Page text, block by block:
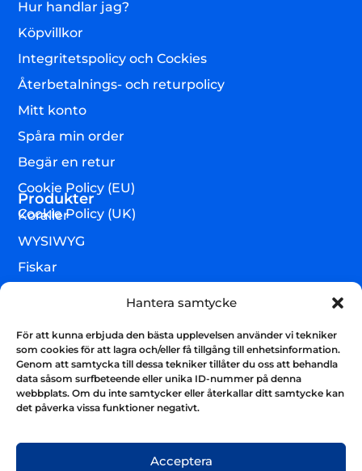
Hantera samtycke
För att kunna erbjuda den bästa upplevelsen använder vi tekniker
som cookies för att lagra och/eller få tillgång till enhetsinformation.
Genom att samtycka till dessa tekniker tillåter du oss att behandla
data såsom surfbeteende eller unika ID-nummer på denna
webbplats. Om du inte samtycker eller återkallar ditt samtycke kan
det påverka vissa funktioner negativt.
Acceptera
Hur handlar jag?
Köpvillkor
Integritetspolicy och Cockies
Återbetalnings- och returpolicy
Mitt konto
Spåra min order
Begär en retur
Cookie Policy (EU)
Cookie Policy (UK)
Produkter
Koraller
WYSIWYG
Fiskar
Teknik & utrustning
Varumärken
Akvarium & sump
Nyhetsbrev